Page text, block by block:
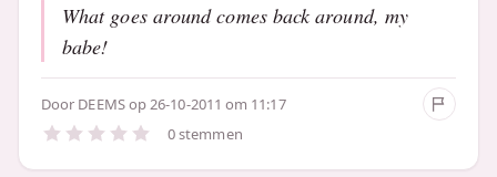
What goes around comes back around, my
babe!
Door DEEMSop 26-10-2011 om 11:17
0 stemmen